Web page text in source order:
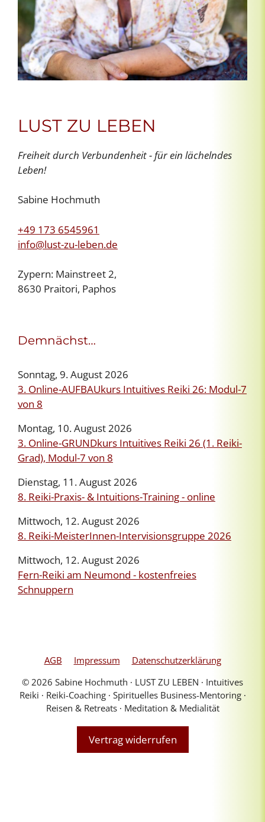
LUST ZU LEBEN
Freiheit durch Verbundenheit - für ein lächelndes
Leben!
Sabine Hochmuth
+49 173 6545961
info@lust-zu-leben.de
Zypern: Mainstreet 2,
8630 Praitori, Paphos
Demnächst…
Sonntag, 9. August 2026
3. Online-AUFBAUkurs Intuitives Reiki 26: Modul-7
von 8
Montag, 10. August 2026
3. Online-GRUNDkurs Intuitives Reiki 26 (1. Reiki-
Grad), Modul-7 von 8
Dienstag, 11. August 2026
8. Reiki-Praxis- & Intuitions-Training - online
Mittwoch, 12. August 2026
8. Reiki-MeisterInnen-Intervisionsgruppe 2026
Mittwoch, 12. August 2026
Fern-Reiki am Neumond - kostenfreies
Schnuppern
AGB Impressum
Datenschutzerklärung
© 2026 Sabine Hochmuth ∙ LUST ZU LEBEN ∙ Intuitives
Reiki ∙ Reiki-Coaching ∙ Spirituelles Business-Mentoring ∙
Reisen & Retreats ∙ Meditation & Medialität
Vertrag widerrufen